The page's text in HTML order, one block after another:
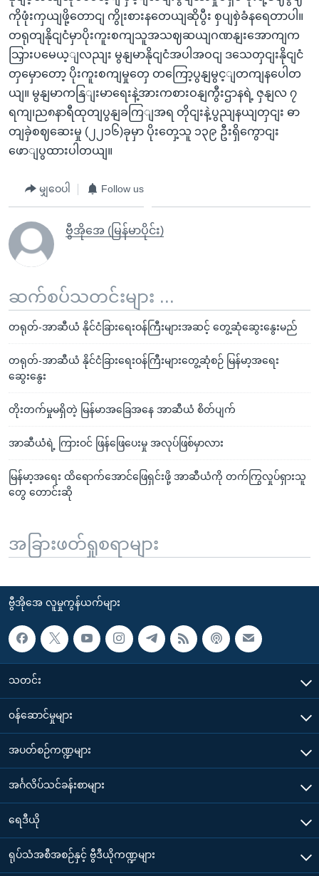
ကိုဖုံးကှယျဖို့တောငျ ကွိုးစားနတေယျဆိုပွီး စှပျစှဲခံနရေတာပါ။
တရုတျနိုငျငံမှာပိုးကူးစကျသူအသဈဆယျဂဏနျးအောကျက
သြှားပမေယ့ျလညျး မွနျမာနိုငျငံအပါအဝငျ ဒသေတှငျးနိုငျငံ
တှမှောတော့ ပိုးကူးစကျမှုတှေ တကြော့ပွနျမွင့ျတကျနပေါတ
ယျ။ မွနျမာကနြျးမာရေးနဲ့အားကစားဝနျကွီးဌာနရဲ့ ဇှနျလ ၇
ရကျ၊ည၈နာရီထုတျပွနျခကြျအရ တိုငျးနဲ့ပွညျနယျတှငျး ဓာ
တျခှဲစဈဆေးမှု (၂၂၁၆)ခုမှာ ပိုးတှေ့သူ ၁၃၉ ဦးရှိကွောငျး
ဖောျပွထားပါတယျ။
မျှဝေပါ Follow us
ဗွီအိုအေ (မြန်မာပိုင်း)
ဆက်စပ်သတင်းများ ...
တရုတ်-အာဆီယံ နိုင်ငံခြားရေးဝန်ကြီးများအဆင့် တွေ့ဆုံဆွေးနွေးမည်
တရုတ်-အာဆီယံ နိုင်ငံခြားရေးဝန်ကြီးများတွေ့ဆုံစဉ် မြန်မာ့အရေး
ဆွေးနွေး
တိုးတက်မှုမရှိတဲ့ မြန်မာအခြေအနေ အာဆီယံ စိတ်ပျက်
အာဆီယံရဲ့ ကြားဝင် ဖြန်ဖြေပေးမှု အလုပ်ဖြစ်မှာလား
မြန်မာ့အရေး ထိရောက်အောင်ဖြေရှင်းဖို့ အာဆီယံကို တက်ကြွလှုပ်ရှားသူ
တွေ တောင်းဆို
အခြားဖတ်ရှုစရာများ
ဗွီအိုအေ လူမှုကွန်ယက်များ
သတင်း
၀န်ဆောင်မှုများ
အပတ်စဉ်ကဏ္ဍများ
အင်္ဂလိပ်သင်ခန်းစာများ
ရေဒီယို
ရုပ်သံအစီအစဉ်နှင့် ဗွီဒီယိုကဏ္ဍများ